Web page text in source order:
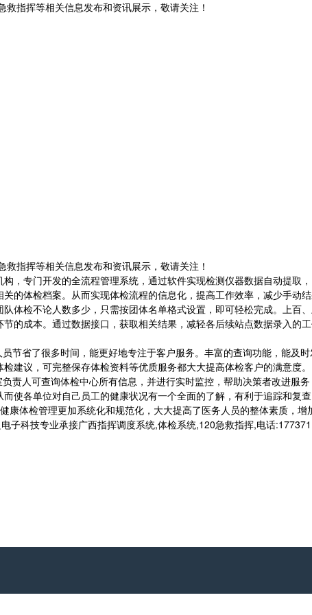
救指挥等相关信息发布和资讯展示，敬请关注！
救指挥等相关信息发布和资讯展示，敬请关注！
，专门开发的全流程管理系统，通过软件实现检测仪器数据自动提取
的体检档案。从而实现体检流程的信息化，提高工作效率，减少手动
体检不论人数多少，只需按团体名单格式设置，即可轻松完成。上百
的成本。通过数据接口，获取相关结果，减轻各后续站点数据录入的
省了很多时间，能更好地专注于客户服务。丰富的查询功能，能及
建议，可完整保存体检资料等优质服务都大大提高体检客户的满意度。
人可查询体检中心所有信息，并进行实时监控，帮助决策者改进服
使各单位对自己员工的健康状况有一个全面的了解，有利于追踪和复查
康体检管理更加系统化和规范化，大大提高了医务人员的整体素质，增
子科技专业承接广西指挥调度系统,体检系统,120急救指挥,电话